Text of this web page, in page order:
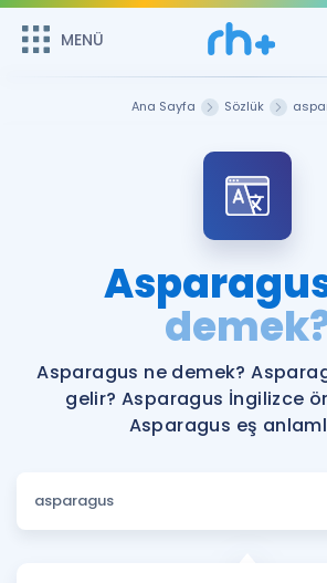
MENÜ
Şifremi
Sepetin Şu An Boş.
Remzi Hoca ile seni sınava hazırlayacak
bekliyor!
MENÜ
Katılımcı Görüşleri
Faydalı Araçlar
Ücretsiz Kaynaklar
Puan Hesaplama
İngilizce
Ana Sayfa Sözlük
Asparagus ne demek?
gelir? Asparagus İngilizce
Asparagus eş